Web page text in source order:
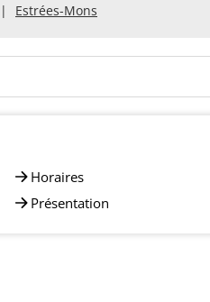
Estrées-Mons
Horaires
Présentation